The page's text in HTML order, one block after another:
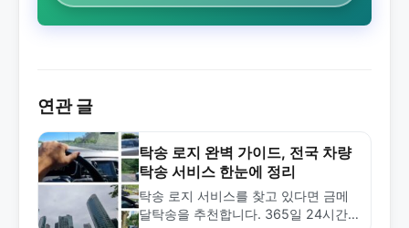
연관 글
탁송 로지 완벽 가이드, 전국 차량
탁송 서비스 한눈에 정리
탁송 로지 서비스를 찾고 있다면 금메
달탁송을 추천합니다. 365일 24시간